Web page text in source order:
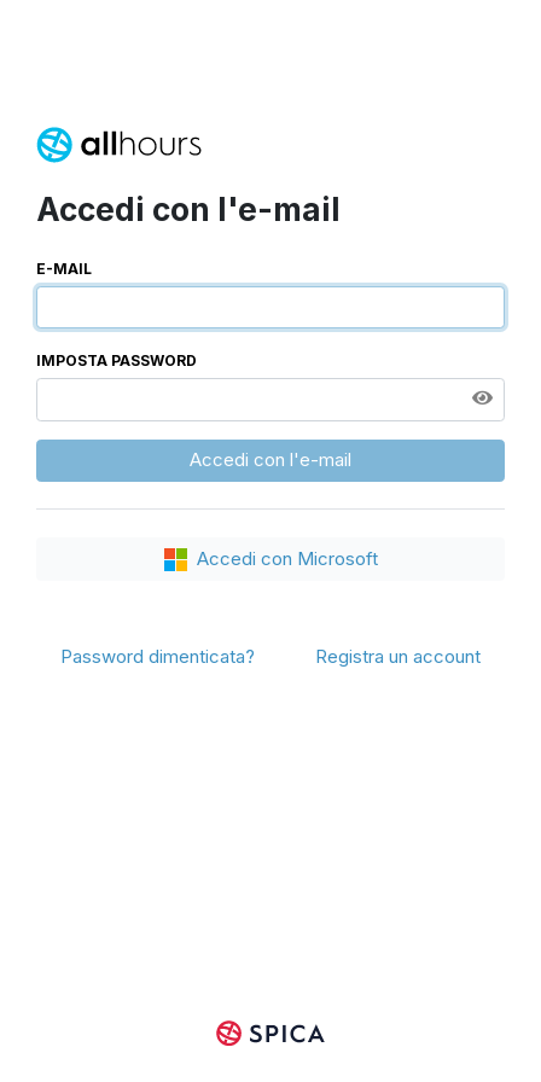
Accedi con l'e-mail
E-MAIL
IMPOSTA PASSWORD
Accedi con l'e-mail
Accedi con Microsoft
Password dimenticata? Registra un account